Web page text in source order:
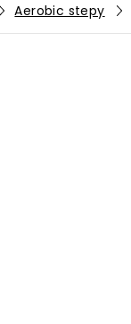
Aerobic stepy